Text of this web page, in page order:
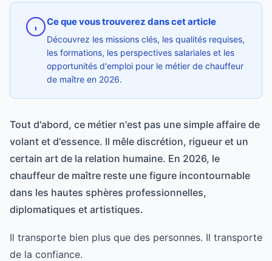
Ce que vous trouverez dans cet article
Découvrez les missions clés, les qualités requises,
les formations, les perspectives salariales et les
opportunités d'emploi pour le métier de chauffeur
de maître en 2026.
Tout d'abord, ce métier n'est pas une simple affaire de
volant et d'essence. Il mêle discrétion, rigueur et un
certain art de la relation humaine. En 2026, le
chauffeur de maître reste une figure incontournable
dans les hautes sphères professionnelles,
diplomatiques et artistiques.
Il transporte bien plus que des personnes. Il transporte
de la confiance.